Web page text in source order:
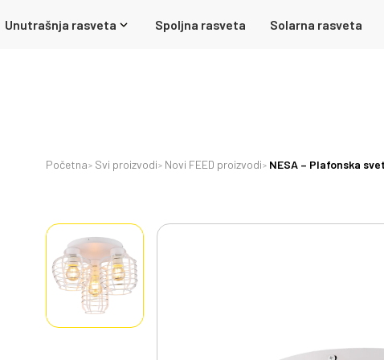
Unutrašnja rasveta Spoljna rasveta Solarna rasveta
Početna Svi proizvodi Novi FEED proizvodi NESA – Plafonska